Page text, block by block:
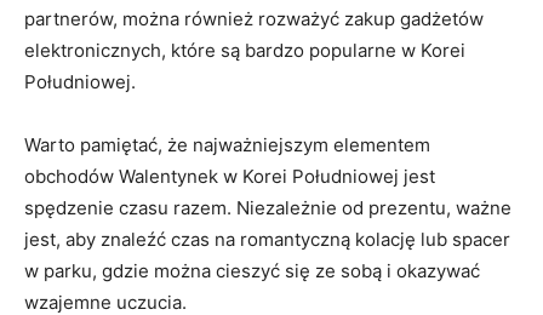
partnerów, można również rozważyć zakup gadżetów
elektronicznych, które‍ są bardzo popularne w Korei
Południowej.
Warto pamiętać, że najważniejszym elementem
obchodów Walentynek w Korei Południowej jest
spędzenie czasu razem. Niezależnie od prezentu, ważne
jest,⁢ aby znaleźć czas na romantyczną kolację lub‍ spacer
w ​parku, gdzie można cieszyć ⁤się ze sobą i⁤ okazywać
wzajemne​ uczucia.